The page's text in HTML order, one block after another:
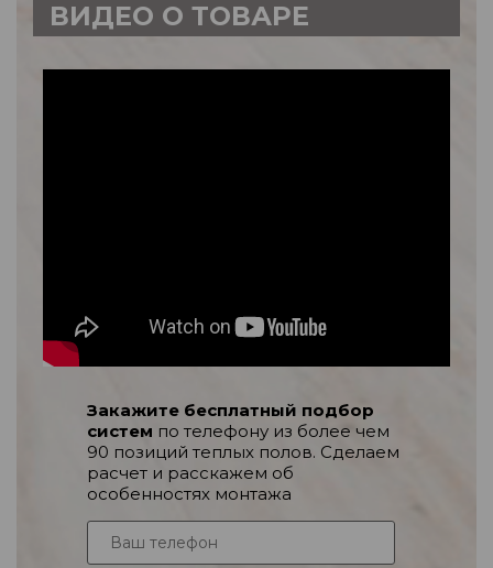
ВИДЕО О ТОВАРЕ
Закажите бесплатный подбор
систем по телефону из более чем
90 позиций теплых полов. Сделаем
расчет и расскажем об
особенностях монтажа